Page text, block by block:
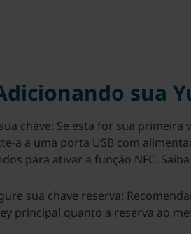
sua
chave: Se esta for sua primeira
a a uma porta USB com
para ativar a função NFC.
sua chave reserva:
principal quanto a reserva ao